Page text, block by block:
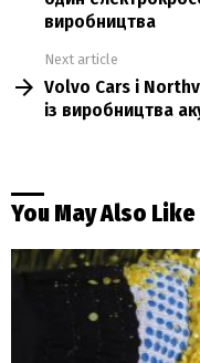
виробництва
Next article
Volvo Cars і
із виробництва
You May Also Like